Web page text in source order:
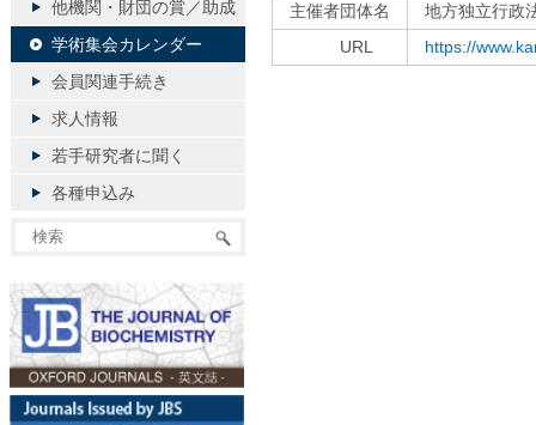
主催者団体名
地方独立行政
URL
https://
他機関・財団の賞／助成
学術集会カレンダー
会員関連手続き
求人情報
若手研究者に聞く
各種申込み